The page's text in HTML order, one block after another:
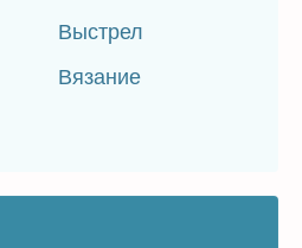
Выстрел
Вязание